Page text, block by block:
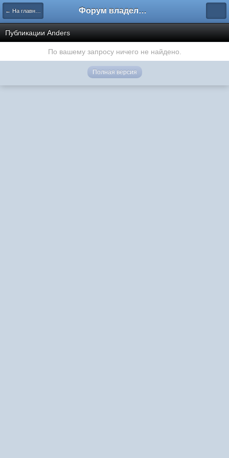
← На главную Форум владельцев интернет-магазинов
Публикации Anders
По вашему запросу ничего не найдено.
Полная версия